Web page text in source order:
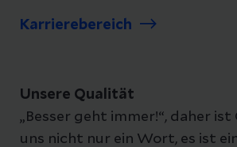
Karrierebereich
Unsere Qualität
„Besser geht immer!“, daher
uns nicht nur ein Wort, es ist